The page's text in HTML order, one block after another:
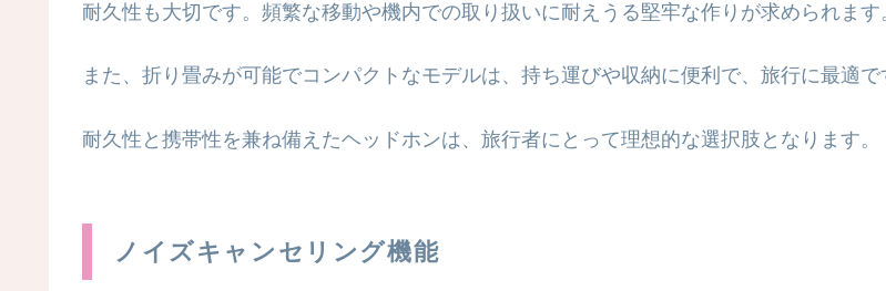
耐久性も大切です。頻繁な移動や機内での取り扱いに耐えうる堅牢な作りが求められます
また、折り畳みが可能でコンパクトなモデルは、持ち運びや収納に便利で、旅行に最適で
耐久性と携帯性を兼ね備えたヘッドホンは、旅行者にとって理想的な選択肢となります。
ノイズキャンセリング機能